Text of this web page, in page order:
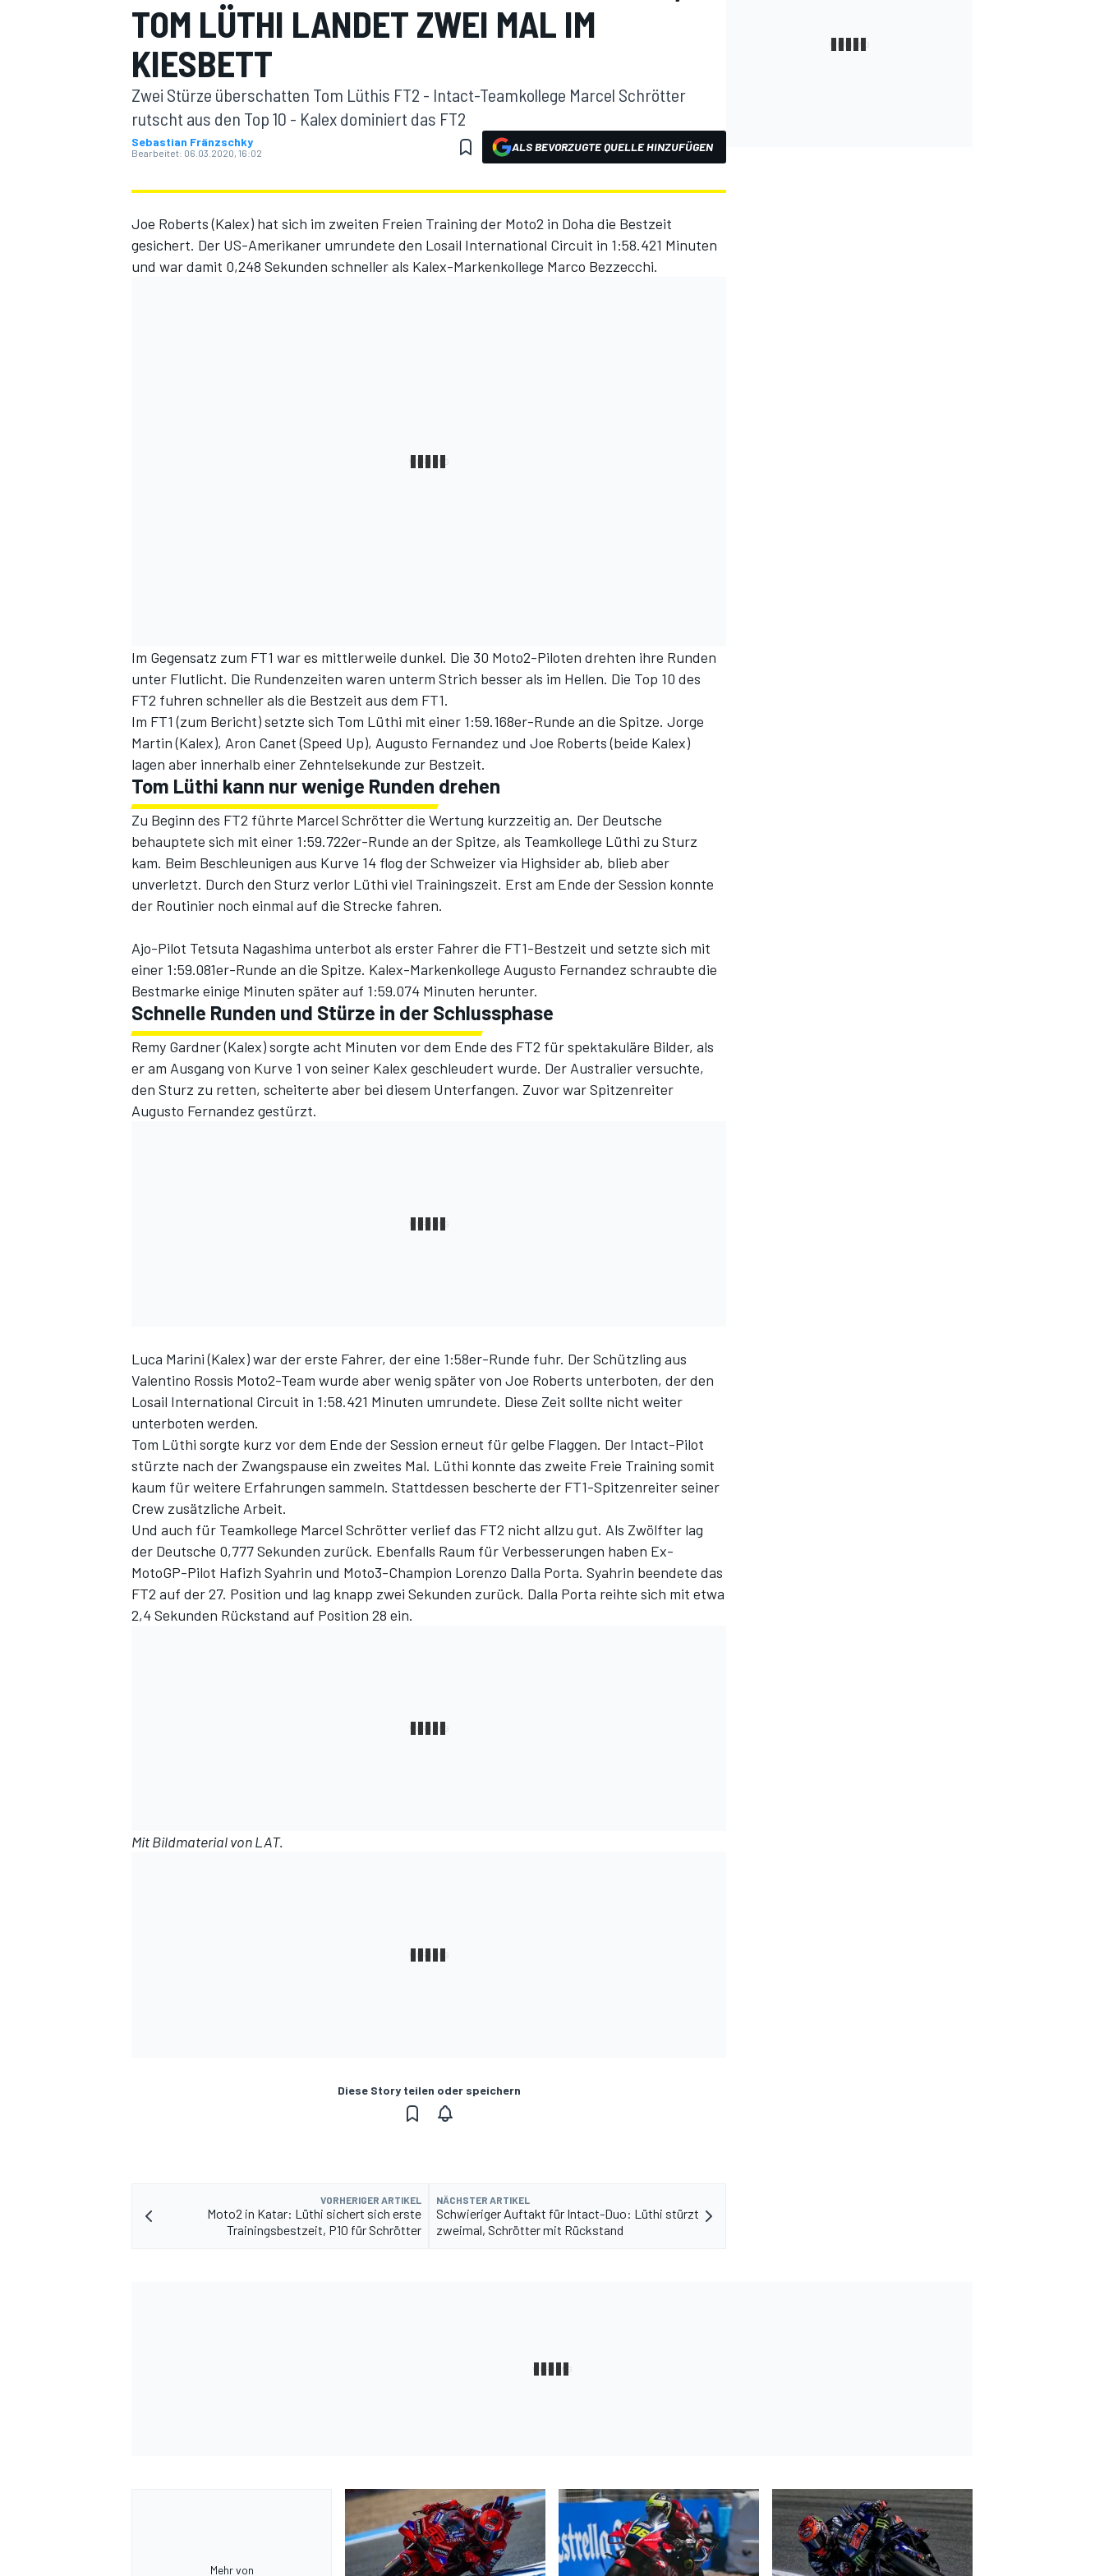
MOTOGP
TOM LÜTHI LANDET ZWEI MAL IM
KIESBETT
Zwei Stürze überschatten Tom Lüthis FT2 - Intact-Teamkollege Marcel Schrötter
rutscht aus den Top 10 - Kalex dominiert das FT2
Sebastian Fränzschky
Bearbeitet: 06.03.2020, 16:02 ALS BEVORZUGTE QUELLE HINZUFÜGEN
Joe Roberts (Kalex) hat sich im zweiten Freien Training der Moto2 in Doha die Bestzeit
gesichert. Der US-Amerikaner umrundete den Losail International Circuit in 1:58.421 Minuten
und war damit 0,248 Sekunden schneller als Kalex-Markenkollege Marco Bezzecchi.
Im Gegensatz zum FT1 war es mittlerweile dunkel. Die 30 Moto2-Piloten drehten ihre Runden
unter Flutlicht. Die Rundenzeiten waren unterm Strich besser als im Hellen. Die Top 10 des
FT2 fuhren schneller als die Bestzeit aus dem FT1.
Im FT1 (zum Bericht) setzte sich Tom Lüthi mit einer 1:59.168er-Runde an die Spitze. Jorge
Martin (Kalex), Aron Canet (Speed Up), Augusto Fernandez und Joe Roberts (beide Kalex)
lagen aber innerhalb einer Zehntelsekunde zur Bestzeit.
Tom Lüthi kann nur wenige Runden drehen
Zu Beginn des FT2 führte Marcel Schrötter die Wertung kurzzeitig an. Der Deutsche
behauptete sich mit einer 1:59.722er-Runde an der Spitze, als Teamkollege Lüthi zu Sturz
kam. Beim Beschleunigen aus Kurve 14 flog der Schweizer via Highsider ab, blieb aber
unverletzt. Durch den Sturz verlor Lüthi viel Trainingszeit. Erst am Ende der Session konnte
der Routinier noch einmal auf die Strecke fahren.
Ajo-Pilot Tetsuta Nagashima unterbot als erster Fahrer die FT1-Bestzeit und setzte sich mit
einer 1:59.081er-Runde an die Spitze. Kalex-Markenkollege Augusto Fernandez schraubte die
Bestmarke einige Minuten später auf 1:59.074 Minuten herunter.
Schnelle Runden und Stürze in der Schlussphase
Remy Gardner (Kalex) sorgte acht Minuten vor dem Ende des FT2 für spektakuläre Bilder, als
er am Ausgang von Kurve 1 von seiner Kalex geschleudert wurde. Der Australier versuchte,
den Sturz zu retten, scheiterte aber bei diesem Unterfangen. Zuvor war Spitzenreiter
Augusto Fernandez gestürzt.
Luca Marini (Kalex) war der erste Fahrer, der eine 1:58er-Runde fuhr. Der Schützling aus
Valentino Rossis Moto2-Team wurde aber wenig später von Joe Roberts unterboten, der den
Losail International Circuit in 1:58.421 Minuten umrundete. Diese Zeit sollte nicht weiter
unterboten werden.
Tom Lüthi sorgte kurz vor dem Ende der Session erneut für gelbe Flaggen. Der Intact-Pilot
stürzte nach der Zwangspause ein zweites Mal. Lüthi konnte das zweite Freie Training somit
kaum für weitere Erfahrungen sammeln. Stattdessen bescherte der FT1-Spitzenreiter seiner
Crew zusätzliche Arbeit.
Und auch für Teamkollege Marcel Schrötter verlief das FT2 nicht allzu gut. Als Zwölfter lag
der Deutsche 0,777 Sekunden zurück. Ebenfalls Raum für Verbesserungen haben Ex-
MotoGP-Pilot Hafizh Syahrin und Moto3-Champion Lorenzo Dalla Porta. Syahrin beendete das
FT2 auf der 27. Position und lag knapp zwei Sekunden zurück. Dalla Porta reihte sich mit etwa
2,4 Sekunden Rückstand auf Position 28 ein.
Mit Bildmaterial von LAT.
Diese Story teilen oder speichern
VORHERIGER ARTIKEL
Moto2 in Katar: Lüthi sichert sich erste
Trainingsbestzeit, P10 für Schrötter
NÄCHSTER ARTIKEL
Schwieriger Auftakt für Intact-Duo: Lüthi stürzt
zweimal, Schrötter mit Rückstand
Mehr von